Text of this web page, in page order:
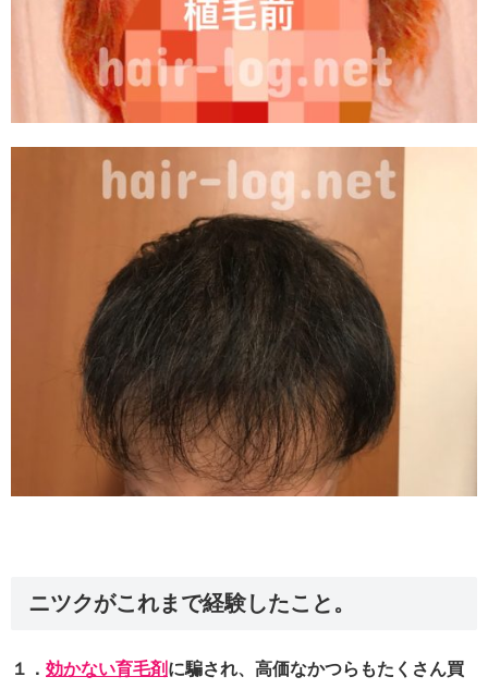
ニツクがこれまで経験したこと。
１． 効かない育毛剤 に騙され、高価なかつらもたくさん買